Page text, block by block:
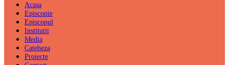
Acasa
Episcopie
Episcopul
Institutii
Media
Cateheza
Proiecte